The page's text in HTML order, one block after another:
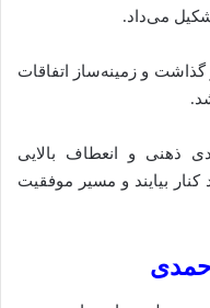
می‌داد.
گذاشت و زمینه‌ساز اتفاقات
ذهنی و انعطاف بالایی
کنار بیایند و مسیر موفقیت